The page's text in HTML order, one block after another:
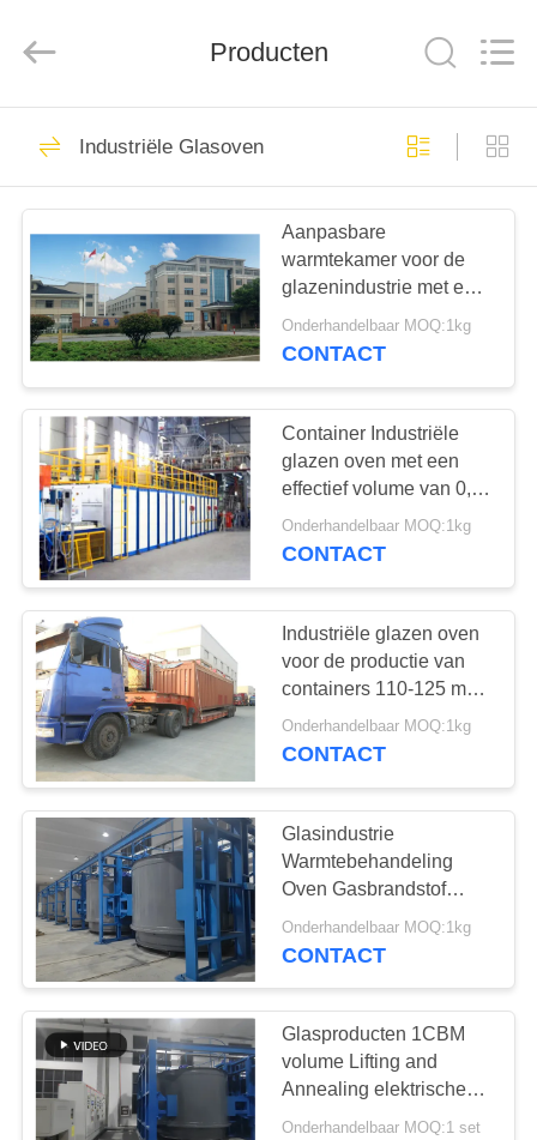
HUIS
PRODUCTEN
VIDEO'S
OVER
ONS
FABRIEKSTOCHT
KWALITEITSCONTROLE
NIEUWS
GEVALLEN
VRAAG
EEN
OFFERTE
SITEMAP
PRIVACY
POLICY
Elektrische
Industriële Oven
Industriële Glasoven
81
Industriële
Ceramische Oven
57
De Oven van de
baksteentunnel
Producten
Industriële Glasoven
Aanpasbare
warmtekamer voor de
glazenindustrie met een
temperatuurbereik van
1500-1800°C
Onderhandelbaar MOQ:1kg
CONTACT
Container Industriële
glazen oven met een
effectief volume van 0,5-
3,5 m3 en
gasbrandstoftype
Onderhandelbaar MOQ:1kg
CONTACT
Industriële glazen oven
voor de productie van
containers 110-125 m3/t
Verbruik en 0,5-3,5 m3
effectief volume
Onderhandelbaar MOQ:1kg
CONTACT
Glasindustrie
Warmtebehandeling
Oven Gasbrandstof
Geavanceerde
technologie
Onderhandelbaar MOQ:1kg
CONTACT
Glasproducten 1CBM
volume Lifting and
Annealing elektrische
oven
Onderhandelbaar MOQ:1 set